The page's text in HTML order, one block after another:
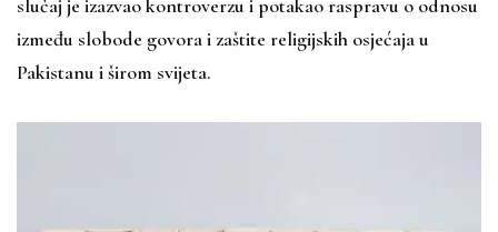
slučaj je izazvao kontroverzu i potakao raspravu o odnosu
između slobode govora i zaštite religijskih osjećaja u
Pakistanu i širom svijeta.